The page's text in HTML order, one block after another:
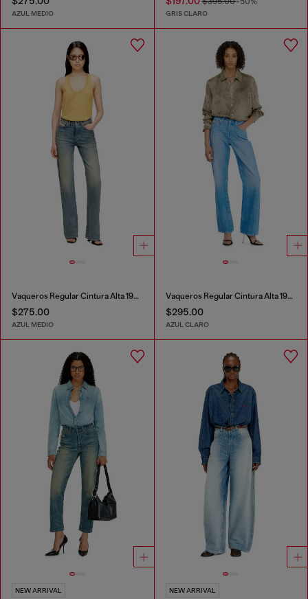
AZUL MEDIO GRIS CLARO
Vaqueros Regular Cintura Alta 1971 D-Sent
$275.00
AZUL MEDIO
Vaqueros Regular Cintura Alta 1971 D-Sent
$295.00
AZUL CLARO
NEW ARRIVAL NEW ARRIVAL